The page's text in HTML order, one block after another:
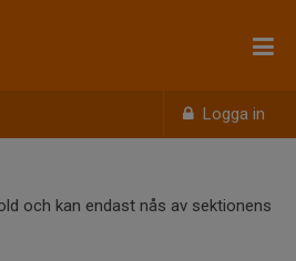
Logga in
och kan endast nås av sektionens